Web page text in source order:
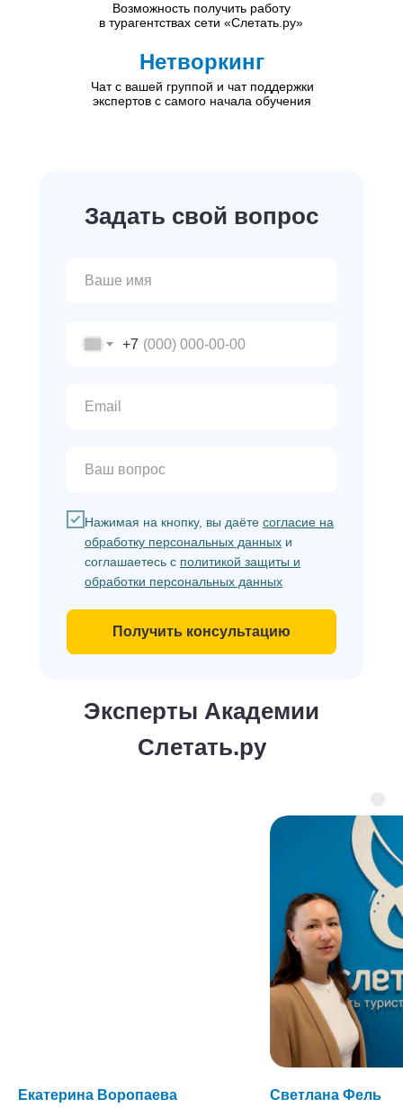
Нетворкинг
Возможность получить работу
в турагентствах сети «Слетать.ру»
Чат с вашей группой и чат поддержки
экспертов с самого начала обучения
+7
Нажимая на кнопку, вы даёте согласие на
обработку персональных данных и
соглашаетесь с политикой защиты и
обработки персональных данных
Получить консультацию
Задать свой вопрос
Эксперты Академии
Слетать.ру
Екатерина Воропаева Светлана Фель